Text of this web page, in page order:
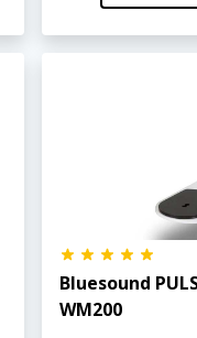
Bluesound
WM200